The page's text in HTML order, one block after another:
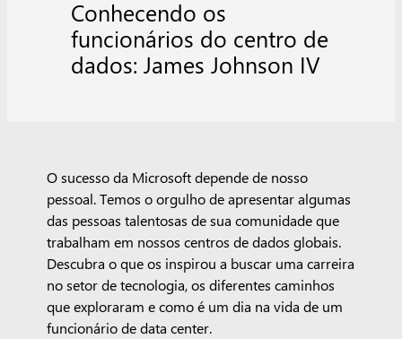
Conhecendo os
funcionários do centro de
dados: James Johnson IV
O sucesso da Microsoft depende de nosso
pessoal. Temos o orgulho de apresentar algumas
das pessoas talentosas de sua comunidade que
trabalham em nossos centros de dados globais.
Descubra o que os inspirou a buscar uma carreira
no setor de tecnologia, os diferentes caminhos
que exploraram e como é um dia na vida de um
funcionário de data center.